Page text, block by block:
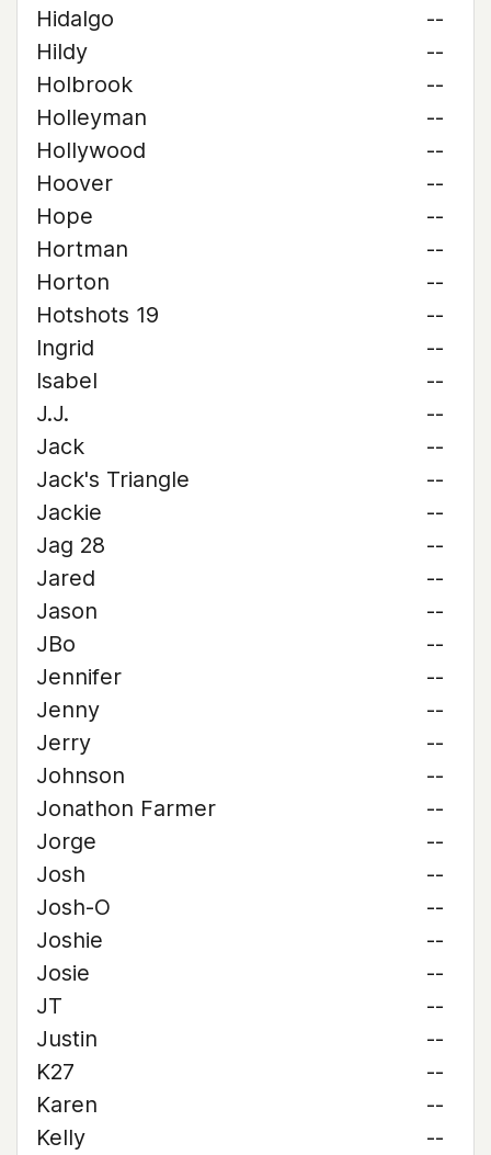
Hidalgo
--
Hildy
--
Holbrook
--
Holleyman
--
Hollywood
--
Hoover
--
Hope
--
Hortman
--
Horton
--
Hotshots 19
--
Ingrid
--
Isabel
--
J.J.
--
Jack
--
Jack's Triangle
--
Jackie
--
Jag 28
--
Jared
--
Jason
--
JBo
--
Jennifer
--
Jenny
--
Jerry
--
Johnson
--
Jonathon Farmer
--
Jorge
--
Josh
--
Josh-O
--
Joshie
--
Josie
--
JT
--
Justin
--
K27
--
Karen
--
Kelly
--